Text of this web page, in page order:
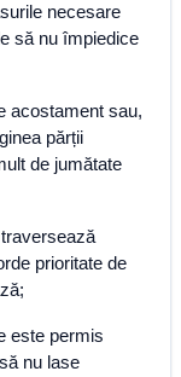
necesare
să nu împiedice
acostament sau,
părții
de jumătate
prioritate de
este permis
nu lase